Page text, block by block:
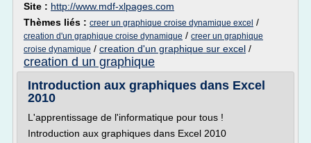
Site : http://www.mdf-xlpages.com
Thèmes liés : creer un graphique croise dynamique excel /
creation d'un graphique croise dynamique / creer un graphique
croise dynamique / creation d'un graphique sur excel /
creation d un graphique
Introduction aux graphiques dans Excel
2010
L'apprentissage de l'informatique pour tous !
Introduction aux graphiques dans Excel 2010